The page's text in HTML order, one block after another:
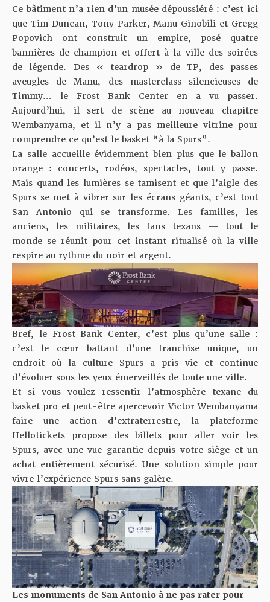
Ce bâtiment n’a rien d’un musée dépoussiéré : c’est ici
que Tim Duncan, Tony Parker, Manu Ginobili et Gregg
Popovich ont construit un empire, posé quatre
bannières de champion et offert à la ville des soirées
de légende. Des « teardrop » de TP, des passes
aveugles de Manu, des masterclass silencieuses de
Timmy… le Frost Bank Center en a vu passer.
Aujourd’hui, il sert de scène au nouveau chapitre
Wembanyama, et il n’y a pas meilleure vitrine pour
comprendre ce qu’est le basket “à la Spurs”.
La salle accueille évidemment bien plus que le ballon
orange : concerts, rodéos, spectacles, tout y passe.
Mais quand les lumières se tamisent et que l’aigle des
Spurs se met à vibrer sur les écrans géants, c’est tout
San Antonio qui se transforme. Les familles, les
anciens, les militaires, les fans texans — tout le
monde se réunit pour cet instant ritualisé où la ville
respire au rythme du noir et argent.
Bref, le Frost Bank Center, c’est plus qu’une salle :
c’est le cœur battant d’une franchise unique, un
endroit où la culture Spurs a pris vie et continue
d’évoluer sous les yeux émerveillés de toute une ville.
Et si vous voulez ressentir l’atmosphère texane du
basket pro et peut-être apercevoir Victor Wembanyama
faire une action d’extraterrestre, la plateforme
Hellotickets propose des billets pour aller voir les
Spurs, avec une vue garantie depuis votre siège et un
achat entièrement sécurisé. Une solution simple pour
vivre l’expérience Spurs sans galère.
Les monuments de San Antonio à ne pas rater pour